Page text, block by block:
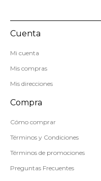
Cuenta
Mi cuenta
Mis compras
Mis direcciones
Compra
Cómo comprar
Términos y Condiciones
Términos de promociones
Preguntas Frecuentes